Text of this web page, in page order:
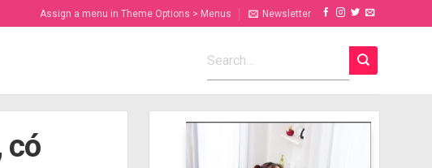
Assign a menu in Theme Options > Menus Newsletter
có